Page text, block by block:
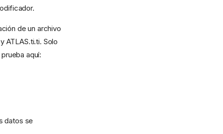
de un archivo
ATLAS.ti.ti. Solo
aquí:
datos se